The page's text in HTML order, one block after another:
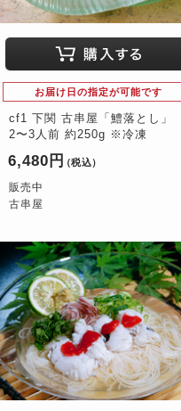
お届け日の指定が可能です
cf1 下関 古串屋「鱧落とし」
2〜3人前 約250g ※冷凍
6,480円 （税込）
販売中
古串屋